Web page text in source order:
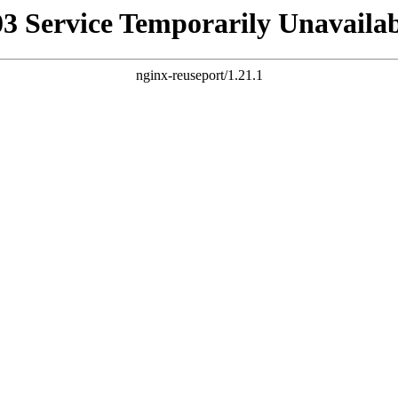
Service Temporarily
nginx-reuseport/1.21.1